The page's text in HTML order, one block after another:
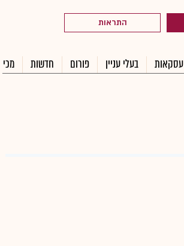
התראות
עסקאות בעלי עניין פורום חדשות